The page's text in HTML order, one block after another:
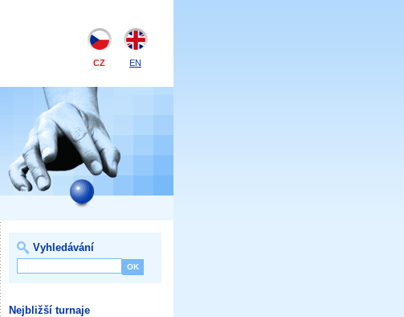
CZ EN
Vyhledávání
Nejbližší turnaje